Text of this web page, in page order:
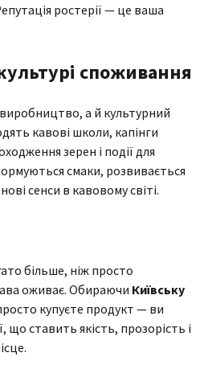
ростерії — це ваша
споживання
а й культурний
кавові школи, капінги
зерен і події для
смаки, розвивається
сенси в кавовому світі.
більше, ніж просто
оживає. Обираючи Київську
купуєте продукт — ви
що ставить якість, прозорість і